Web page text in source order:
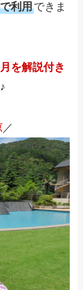
利用できま
を解説付き
／